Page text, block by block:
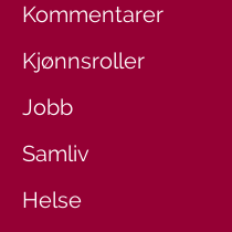
Kommentarer
Kjønnsroller
Jobb
Samliv
Helse